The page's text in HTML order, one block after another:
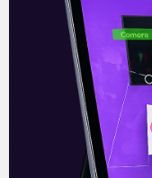
Para ficar
abaixo e